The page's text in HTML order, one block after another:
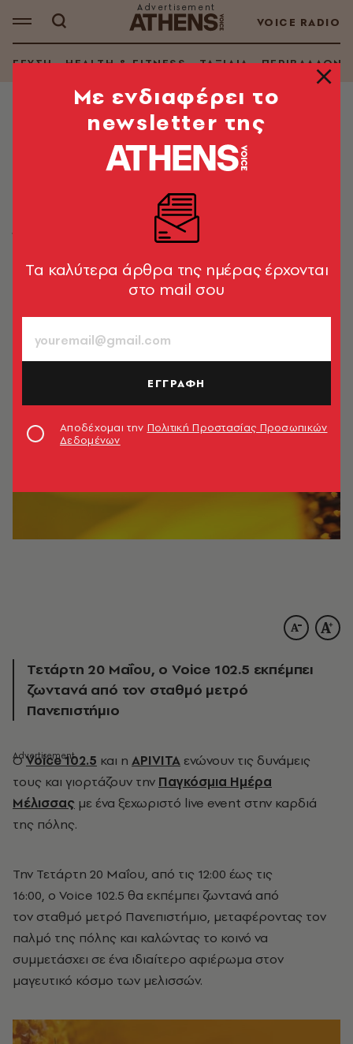
VOICE RADIO
ΓΕΥΣΗ HEALTH & FITNESS ΤΑΞΙΔΙΑ ΠΕΡΙΒΑΛΛΟΝ
LIFE IN ATHENS
Ο Voice 102.5 και η APIVITA
γιορτάζουν την Παγκόσμια Ημέρα
Ένα ξεχωριστό live event στο Μετρό Πανεπιστήμιο,
Χαρά Αλεξανδροπούλου
Τετάρτη 20 Μαΐου, ο Voice 102.5 εκπέμπει
ζωντανά από τον σταθμό μετρό
Πανεπιστήμιο
ΟVoice 102.5 και η APIVITA ενώνουν τις δυνάμεις
τους και γιορτάζουν την Παγκόσμια Ημέρα
Μέλισσας με ένα ξεχωριστό live event στην καρδιά
της πόλης.
Την Τετάρτη 20 Μαΐου, από τις 12:00 έως τις
16:00, ο Voice 102.5 θα εκπέμπει ζωντανά από
τον σταθμό μετρό Πανεπιστήμιο, μεταφέροντας τον
παλμό της πόλης και καλώντας το κοινό να
συμμετάσχει σε ένα ιδιαίτερο αφιέρωμα στον
μαγευτικό κόσμο των μελισσών.
Mε ενδιαφέρει το
newsletter της
Tα καλύτερα άρθρα της ημέρας έρχονται
στο mail σου
ΕΓΓΡΑΦΗ
Αποδέχομαι την Πολιτική Προστασίας Προσωπικών
Δεδομένων